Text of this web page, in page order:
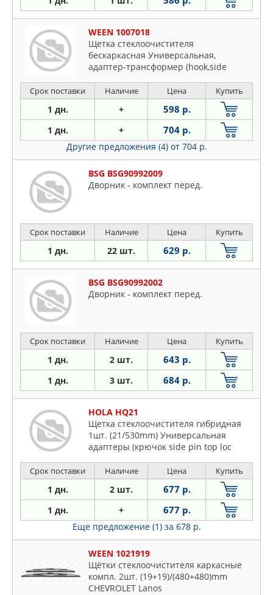
WEEN 1007018
Щетка стеклоочистителя
бескаркасная Универсальная,
адаптер-трансформер (hook,side
Срок поставки Наличие Цена Купить
1 дн. + 598 р.
1 дн. + 704 р.
Другие предложения (4) от 704 р.
BSG BSG90992009
Дворник - комплект перед.
Срок поставки Наличие Цена Купить
1 дн. 22 шт. 629 р.
BSG BSG90992002
Дворник - комплект перед.
Срок поставки Наличие Цена Купить
1 дн. 2 шт. 643 р.
1 дн. 3 шт. 684 р.
HOLA HQ21
Щетка стеклоочистителя гибридная
1шт. (21/530mm) Универсальная
адаптеры (крючок side pin top loc
Срок поставки Наличие Цена Купить
1 дн. 2 шт. 677 р.
1 дн. + 677 р.
Еще предложение (1) за 678 р.
WEEN 1021919
Щётки стеклоочистителя каркасные
компл. 2шт. (19+19)/(480+480)mm
CHEVROLET Lanos